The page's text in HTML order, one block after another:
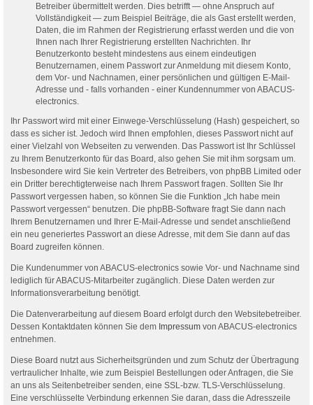
Betreiber übermittelt werden. Dies betrifft — ohne Anspruch auf
Vollständigkeit — zum Beispiel Beiträge, die als Gast erstellt werden,
Daten, die im Rahmen der Registrierung erfasst werden und die von
Ihnen nach Ihrer Registrierung erstellten Nachrichten. Ihr
Benutzerkonto besteht mindestens aus einem eindeutigen
Benutzernamen, einem Passwort zur Anmeldung mit diesem Konto,
dem Vor- und Nachnamen, einer persönlichen und gültigen E-Mail-
Adresse und - falls vorhanden - einer Kundennummer von ABACUS-
electronics.
Ihr Passwort wird mit einer Einwege-Verschlüsselung (Hash) gespeichert, so
dass es sicher ist. Jedoch wird Ihnen empfohlen, dieses Passwort nicht auf
einer Vielzahl von Webseiten zu verwenden. Das Passwort ist Ihr Schlüssel
zu Ihrem Benutzerkonto für das Board, also gehen Sie mit ihm sorgsam um.
Insbesondere wird Sie kein Vertreter des Betreibers, von phpBB Limited oder
ein Dritter berechtigterweise nach Ihrem Passwort fragen. Sollten Sie Ihr
Passwort vergessen haben, so können Sie die Funktion „Ich habe mein
Passwort vergessen“ benutzen. Die phpBB-Software fragt Sie dann nach
Ihrem Benutzernamen und Ihrer E-Mail-Adresse und sendet anschließend
ein neu generiertes Passwort an diese Adresse, mit dem Sie dann auf das
Board zugreifen können.
Die Kundenummer von ABACUS-electronics sowie Vor- und Nachname sind
lediglich für ABACUS-Mitarbeiter zugänglich. Diese Daten werden zur
Informationsverarbeitung benötigt.
Die Datenverarbeitung auf diesem Board erfolgt durch den Websitebetreiber.
Dessen Kontaktdaten können Sie dem Impressum von ABACUS-electronics
entnehmen.
Diese Board nutzt aus Sicherheitsgründen und zum Schutz der Übertragung
vertraulicher Inhalte, wie zum Beispiel Bestellungen oder Anfragen, die Sie
an uns als Seitenbetreiber senden, eine SSL-bzw. TLS-Verschlüsselung.
Eine verschlüsselte Verbindung erkennen Sie daran, dass die Adresszeile